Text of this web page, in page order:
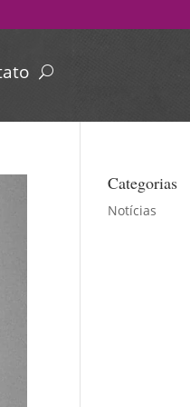
Categorias
Notícias